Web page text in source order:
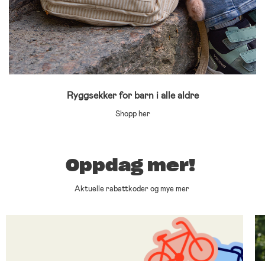
Ryggsekker for barn i alle aldre
Shopp her
Oppdag mer!
Aktuelle rabattkoder og mye mer